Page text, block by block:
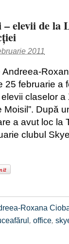
elevii de la
2011
25 februarie a
claselor a
Moisil”. După
a avut loc la
clubul
Roxana
, office,